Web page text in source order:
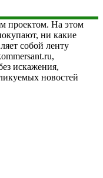
проектом. На этом
ни какие
собой ленту
искажения,
новостей